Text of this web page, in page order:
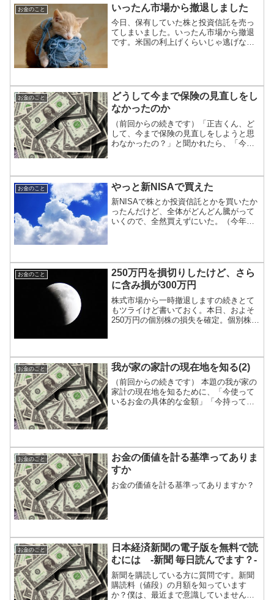
お金のこと いったん市場から撤退しました
今日、保有していた株と投資信託を売っ
てしまいました。いったん市場から撤退
です。米国の利上げくらいじゃ逃げない
お金のこと
どうして今まで保険の見直しをし
なかったのか
（前回からの続きです）「正吉くん、ど
して、今まで保険の見直しをしようと思
わなかったの？」と聞かれたら、「今の
ン」に文句無し！のお墨...
お金のこと やっと新NISAで買えた
新NISAで株とか投資信託とかを買いたか
ったんだけど、全体がどんどん騰がって
いくので、全然買えずにいた。（今年は
で、欲しい株を買い...
お金のこと
250万円を損切りしたけど、さら
に含み損が300万円
株式市場から一時撤退しますの続きとて
もツライけど書いておく。本日、およそ
250万円の個別株の損失を確定。個別株の
る。。。■う...
お金のこと 我が家の家計の現在地を知る(2)
（前回からの続きです） ‎本題の我が家の
家計の現在地を知るために、「今使って
いるお金の具体的な金額」「今持ってい
お金のこと
お金の価値を計る基準ってありま
すか
お金の価値を計る基準ってありますか？
お金のこと
日本経済新聞の電子版を無料で読
むには -新聞 毎日読んでます？-
新聞を購読している方に質問です。新聞
購読料（値段）の月額を知っています
か？僕は、最近まで意識していませんで